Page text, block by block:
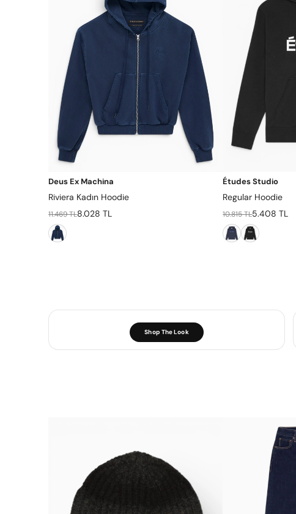
Deus Ex Machina
Riviera Kadın Hoodie
11.469 TL8.028 TL
Études Studio
Regular Hoodie
10.815 TL5.408 TL
Shop The Look